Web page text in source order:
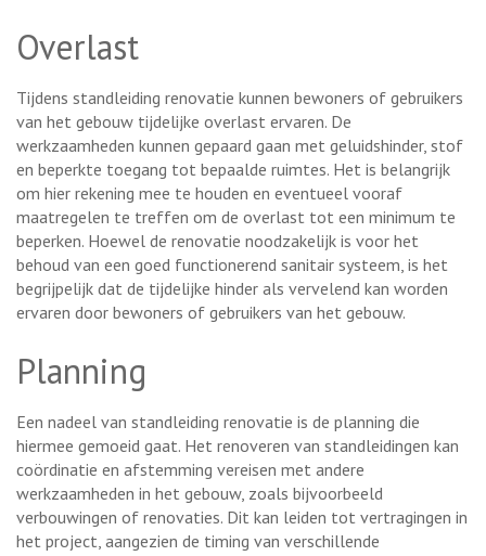
Overlast
Tijdens standleiding renovatie kunnen bewoners of gebruikers
van het gebouw tijdelijke overlast ervaren. De
werkzaamheden kunnen gepaard gaan met geluidshinder, stof
en beperkte toegang tot bepaalde ruimtes. Het is belangrijk
om hier rekening mee te houden en eventueel vooraf
maatregelen te treffen om de overlast tot een minimum te
beperken. Hoewel de renovatie noodzakelijk is voor het
behoud van een goed functionerend sanitair systeem, is het
begrijpelijk dat de tijdelijke hinder als vervelend kan worden
ervaren door bewoners of gebruikers van het gebouw.
Planning
Een nadeel van standleiding renovatie is de planning die
hiermee gemoeid gaat. Het renoveren van standleidingen kan
coördinatie en afstemming vereisen met andere
werkzaamheden in het gebouw, zoals bijvoorbeeld
verbouwingen of renovaties. Dit kan leiden tot vertragingen in
het project, aangezien de timing van verschillende